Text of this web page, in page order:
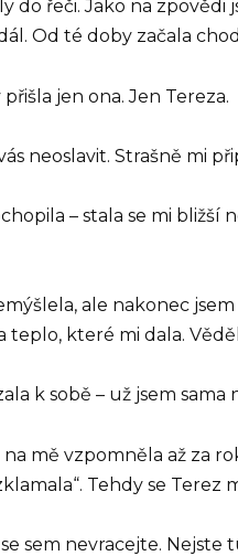
do řeči. Jako na
Od té doby začala
jen ona. Jen Tereza.
neoslavit. Strašně mi
– stala se mi bližší
ale nakonec
teplo, které mi dala.
k sobě – už jsem
mě vzpomněla až za
Tehdy se
sem nevracejte. Nejste